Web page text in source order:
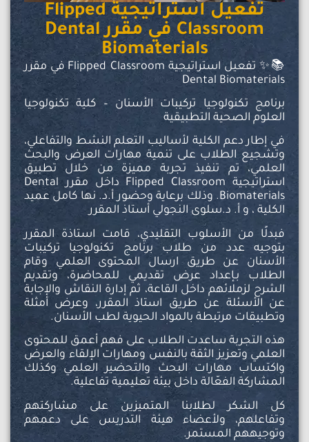
تفعيل استراتيجية Flipped
Classroom في مقرر Dental
Biomaterials
📚✨ تفعيل استراتيجية Flipped Classroom في مقرر
Dental Biomaterials
برنامج تكنولوجيا تركيبات الأسنان – كلية تكنولوجيا
العلوم الصحية التطبيقية
في إطار دعم الكلية لأساليب التعلم النشط والتفاعلي،
وتشجيع الطلاب على تنمية مهارات العرض والبحث
العلمي، تم تنفيذ تجربة مميزة من خلال تطبيق
استراتيجية Flipped Classroom داخل مقرر Dental
Biomaterials. وذلك برعاية وحضور أ.د. نها كامل عميد
الكلية ، و أ. د.سلوى النجولي أستاذ المقرر
فبدلًا من الأسلوب التقليدي، قامت استاذة المقرر
بتوجيه عدد من طلاب برنامج تكنولوجيا تركيبات
الأسنان عن طريق ارسال المحتوى العلمي وقام
الطلاب بـإعداد عرض تقديمي للمحاضرة، وتقديم
الشرح لزملائهم داخل القاعة، ثم إدارة النقاش والإجابة
عن الأسئلة عن طريق استاذ المقرر، وعرض أمثلة
وتطبيقات مرتبطة بالمواد الحيوية لطب الأسنان.
هذه التجربة ساعدت الطلاب على فهم أعمق للمحتوى
العلمي وتعزيز الثقة بالنفس ومهارات الإلقاء والعرض
واكتساب مهارات البحث والتحضير العلمي وكذلك
المشاركة الفعّالة داخل بيئة تعليمية تفاعلية.
كل الشكر لطلابنا المتميزين على مشاركتهم
وتفاعلهم، ولأعضاء هيئة التدريس على دعمهم
وتوجيههم المستمر.